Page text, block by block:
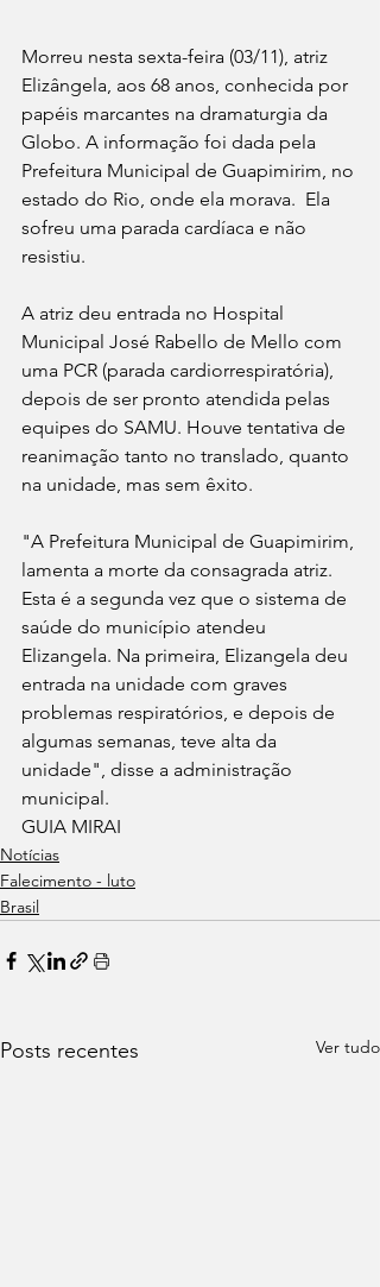
Morreu nesta sexta-feira (03/11), atriz
Elizângela, aos 68 anos, conhecida por
papéis marcantes na dramaturgia da
Globo. A informação foi dada pela
Prefeitura Municipal de Guapimirim, no
estado do Rio, onde ela morava.  Ela
sofreu uma parada cardíaca e não
resistiu.
A atriz deu entrada no Hospital
Municipal José Rabello de Mello com
uma PCR (parada cardiorrespiratória),
depois de ser pronto atendida pelas
equipes do SAMU. Houve tentativa de
reanimação tanto no translado, quanto
na unidade, mas sem êxito.
"A Prefeitura Municipal de Guapimirim,
lamenta a morte da consagrada atriz.
Esta é a segunda vez que o sistema de
saúde do município atendeu
Elizangela. Na primeira, Elizangela deu
entrada na unidade com graves
problemas respiratórios, e depois de
algumas semanas, teve alta da
unidade", disse a administração
municipal.
GUIA MIRAI
Notícias
Falecimento - luto
Brasil
Posts recentes Ver tudo